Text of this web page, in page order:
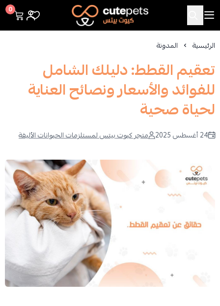
Cutepets
0
الرئيسية المدونة
تعقيم القطط: دليلك الشامل
للفوائد والأسعار ونصائح العناية
لحياة صحية
24 أغسطس 2025 متجر كيوت بيتس لمستلزمات الحيوانات الأليفة